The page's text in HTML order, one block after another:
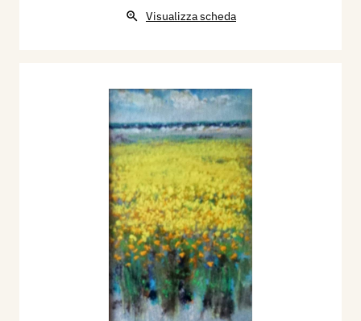
Visualizza scheda